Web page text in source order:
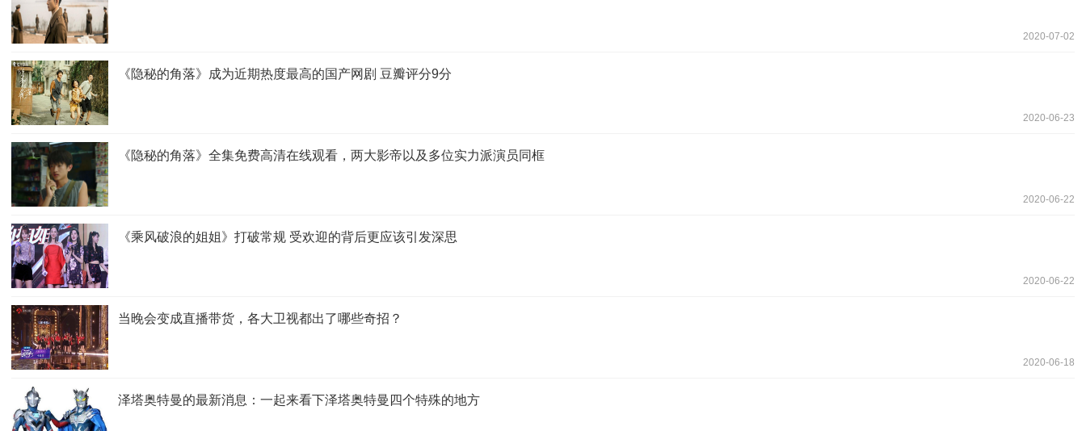
2020-07-02
《隐秘的角落》成为近期热度最高的国产网剧 豆瓣评分9分
2020-06-23
《隐秘的角落》全集免费高清在线观看，两大影帝以及多位实力派演员同框
2020-06-22
《乘风破浪的姐姐》打破常规 受欢迎的背后更应该引发深思
2020-06-22
当晚会变成直播带货，各大卫视都出了哪些奇招？
2020-06-18
泽塔奥特曼的最新消息：一起来看下泽塔奥特曼四个特殊的地方